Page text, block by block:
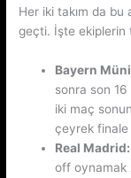
Her iki takım da
geçti. İşte ekiplerin
Bayern
sonra son
iki maç
çeyrek finale
Real Madrid:
off oynamak